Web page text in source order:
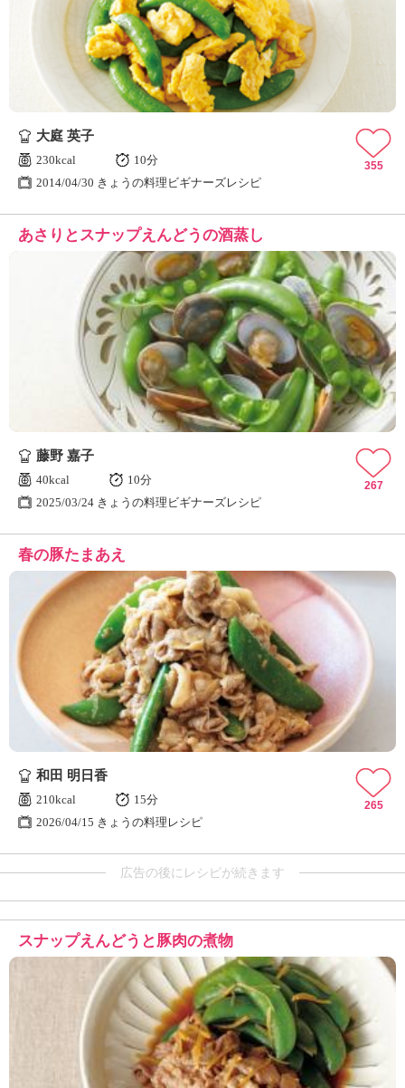
大庭 英子
230kcal
10分
2014/04/30 きょうの料理ビギナーズレシピ
355
あさりとスナップえんどうの酒蒸し
藤野 嘉子
40kcal
10分
2025/03/24 きょうの料理ビギナーズレシピ
267
春の豚たまあえ
和田 明日香
210kcal
15分
2026/04/15 きょうの料理レシピ
265
広告の後にレシピが続きます
スナップえんどうと豚肉の煮物